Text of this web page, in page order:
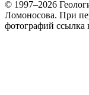
© 1997–2026
Ломоносова. При
фотографий ссылка